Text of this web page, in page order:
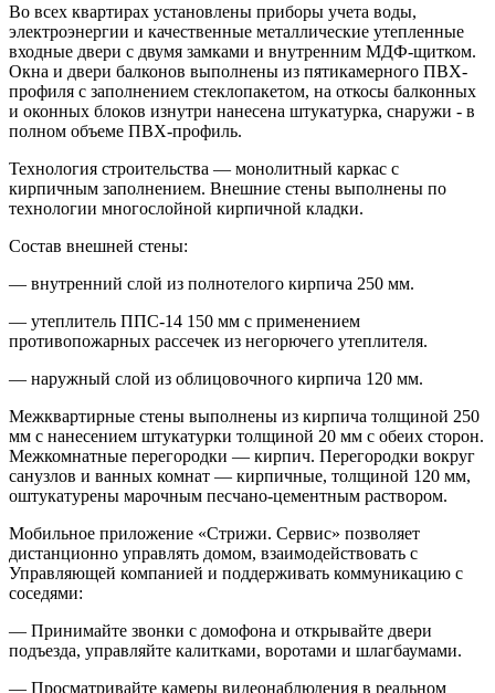
Во всех квартирах установлены приборы учета воды,
электроэнергии и качественные металлические утепленные
входные двери с двумя замками и внутренним МДФ-щитком.
Окна и двери балконов выполнены из пятикамерного ПВХ-
профиля с заполнением стеклопакетом, на откосы балконных
и оконных блоков изнутри нанесена штукатурка, снаружи - в
полном объеме ПВХ-профиль.
Технология строительства — монолитный каркас с
кирпичным заполнением. Внешние стены выполнены по
технологии многослойной кирпичной кладки.
Состав внешней стены:
— внутренний слой из полнотелого кирпича 250 мм.
— утеплитель ППС-14 150 мм с применением
противопожарных рассечек из негорючего утеплителя.
— наружный слой из облицовочного кирпича 120 мм.
Межквартирные стены выполнены из кирпича толщиной 250
мм с нанесением штукатурки толщиной 20 мм с обеих сторон.
Межкомнатные перегородки — кирпич. Перегородки вокруг
санузлов и ванных комнат — кирпичные, толщиной 120 мм,
оштукатурены марочным песчано-цементным раствором.
Мобильное приложение «Стрижи. Сервис» позволяет
дистанционно управлять домом, взаимодействовать с
Управляющей компанией и поддерживать коммуникацию с
соседями:
— Принимайте звонки с домофона и открывайте двери
подъезда, управляйте калитками, воротами и шлагбаумами.
— Просматривайте камеры видеонаблюдения в реальном